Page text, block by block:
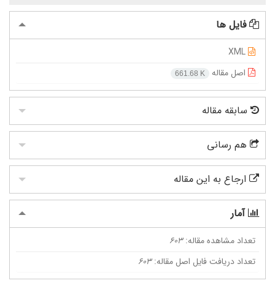
فایل ها
اصل مقاله
661.68 K
سابقه مقاله
هم رسانی
ارجاع به این مقاله
آمار
تعداد مشاهده مقاله:603
تعداد دریافت فایل اصل مقاله:603